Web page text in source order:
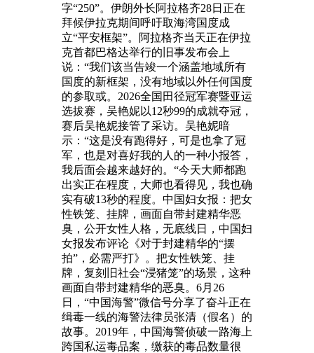
字“250”。伊朗外长阿拉格齐28日正在
拜候伊拉克期间呼吁取海湾国度成
立“平安框架”。阿拉格齐当天正在伊拉
克首都巴格达举行的旧事发布会上
说：“我们该当告竣一个涵盖地域所有
国度的新框架，没有地域以外任何国度
的参取或。2026全国田径冠军赛暨亚运
选拔赛，吴艳妮以12秒99的成就夺冠，
赛后吴艳妮接管了采访。吴艳妮暗
示：“这是没有跑得好，可是也拿了冠
军，也是对喜好我的人的一种小报答，
我后面会越来越好的。“今天大师都跑
出实正在程度，大师也看得见，我也确
实有破13秒的程度。中国妇女报：把女
性铁笼、挂牌，画面自带封建精华恶
臭，公开女性人格，无底线日，中国妇
女报发布评论《对于封建精华的“摆
拍”，必需严打》。把女性铁笼、挂
牌，复刻旧社会“浸猪笼”的场景，这种
画面自带封建精华的恶臭。6月26
日，“中国海警”微信号分享了奋斗正在
缉毒一线的海警法律员张清（假名）的
故事。2019年，中国海警侦破一路海上
跨国私运毒品案，缴获的毒品数量很